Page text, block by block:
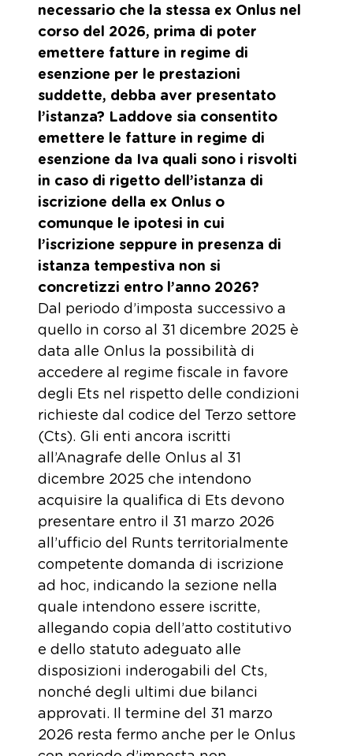
necessario che la stessa ex Onlus nel
corso del 2026, prima di poter
emettere fatture in regime di
esenzione per le prestazioni
suddette, debba aver presentato
l’istanza? Laddove sia consentito
emettere le fatture in regime di
esenzione da Iva quali sono i risvolti
in caso di rigetto dell’istanza di
iscrizione della ex Onlus o
comunque le ipotesi in cui
l’iscrizione seppure in presenza di
istanza tempestiva non si
concretizzi entro l’anno 2026?
Dal periodo d’imposta successivo a
quello in corso al 31 dicembre 2025 è
data alle Onlus la possibilità di
accedere al regime fiscale in favore
degli Ets nel rispetto delle condizioni
richieste dal codice del Terzo settore
(Cts). Gli enti ancora iscritti
all’Anagrafe delle Onlus al 31
dicembre 2025 che intendono
acquisire la qualifica di Ets devono
presentare entro il 31 marzo 2026
all’ufficio del Runts territorialmente
competente domanda di iscrizione
ad hoc, indicando la sezione nella
quale intendono essere iscritte,
allegando copia dell’atto costitutivo
e dello statuto adeguato alle
disposizioni inderogabili del Cts,
nonché degli ultimi due bilanci
approvati. Il termine del 31 marzo
2026 resta fermo anche per le Onlus